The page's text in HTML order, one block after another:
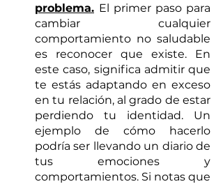
problema. El primer paso para
cambiar cualquier
comportamiento no saludable
es reconocer que existe. En
este caso, significa admitir que
te estás adaptando en exceso
en tu relación, al grado de estar
perdiendo tu identidad. Un
ejemplo de cómo hacerlo
podría ser llevando un diario de
tus emociones y
comportamientos. Si notas que